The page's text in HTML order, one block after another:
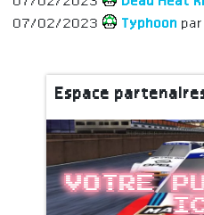
07/02/2023
Typhoon
Espace
Votre